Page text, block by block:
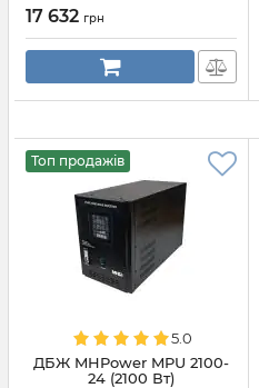
17 632 грн
Топ продажів
5.0
ДБЖ MHPower MPU 2100-
24 (2100 Вт)